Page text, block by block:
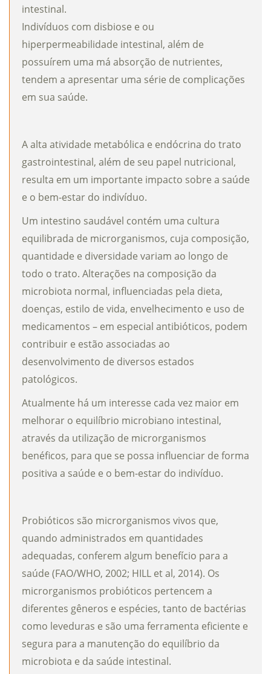
intestinal.
Indivíduos com disbiose e ou
hiperpermeabilidade intestinal, além de
possuírem uma má absorção de nutrientes,
tendem a apresentar uma série de complicações
em sua saúde.
A alta atividade metabólica e endócrina do trato
gastrointestinal, além de seu papel nutricional,
resulta em um importante impacto sobre a saúde
e o bem-estar do indivíduo.
Um intestino saudável contém uma cultura
equilibrada de microrganismos, cuja composição,
quantidade e diversidade variam ao longo de
todo o trato. Alterações na composição da
microbiota normal, influenciadas pela dieta,
doenças, estilo de vida, envelhecimento e uso de
medicamentos – em especial antibióticos, podem
contribuir e estão associadas ao
desenvolvimento de diversos estados
patológicos.
Atualmente há um interesse cada vez maior em
melhorar o equilíbrio microbiano intestinal,
através da utilização de microrganismos
benéficos, para que se possa influenciar de forma
positiva a saúde e o bem-estar do indivíduo.
Probióticos são microrganismos vivos que,
quando administrados em quantidades
adequadas, conferem algum benefício para a
saúde (FAO/WHO, 2002; HILL et al, 2014). Os
microrganismos probióticos pertencem a
diferentes gêneros e espécies, tanto de bactérias
como leveduras e são uma ferramenta eficiente e
segura para a manutenção do equilíbrio da
microbiota e da saúde intestinal.